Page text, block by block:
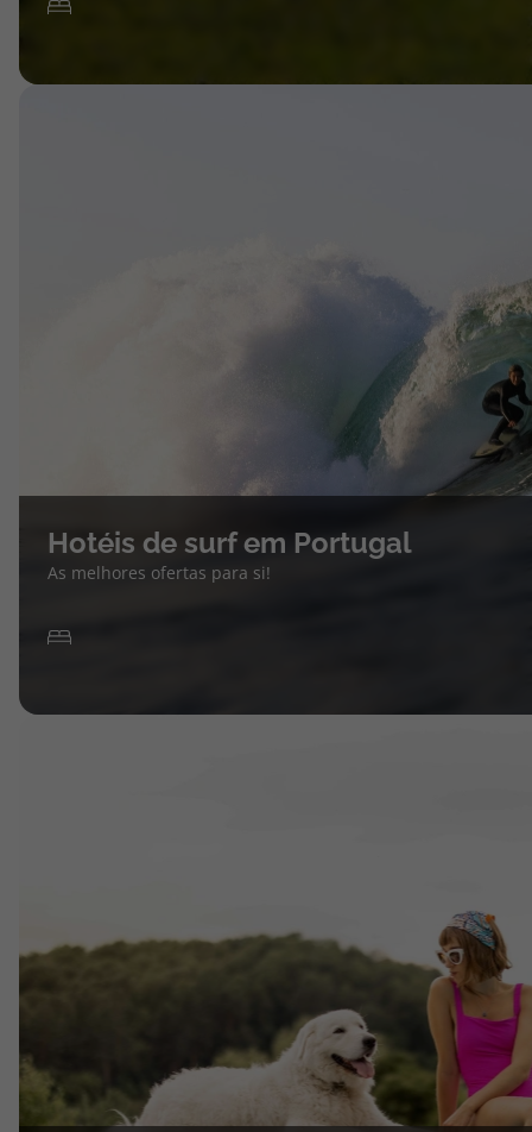
Hotéis de surf em Portugal
As melhores ofertas para si!